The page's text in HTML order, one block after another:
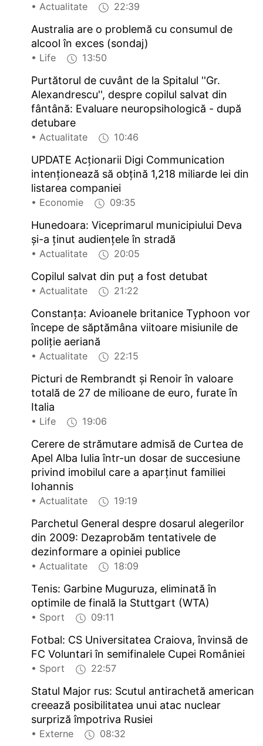
• Actualitate 22:39
Australia are o problemă cu consumul de
alcool în exces (sondaj)
• Life 13:50
Purtătorul de cuvânt de la Spitalul ''Gr.
Alexandrescu'', despre copilul salvat din
fântână: Evaluare neuropsihologică - după
detubare
• Actualitate 10:46
UPDATE Acționarii Digi Communication
intenționează să obțină 1,218 miliarde lei din
listarea companiei
• Economie 09:35
Hunedoara: Viceprimarul municipiului Deva
și-a ținut audiențele în stradă
• Actualitate 20:05
Copilul salvat din puț a fost detubat
• Actualitate 21:22
Constanța: Avioanele britanice Typhoon vor
începe de săptămâna viitoare misiunile de
poliție aeriană
• Actualitate 22:15
Picturi de Rembrandt și Renoir în valoare
totală de 27 de milioane de euro, furate în
Italia
• Life 19:06
Cerere de strămutare admisă de Curtea de
Apel Alba Iulia într-un dosar de succesiune
privind imobilul care a aparținut familiei
Iohannis
• Actualitate 19:19
Parchetul General despre dosarul alegerilor
din 2009: Dezaprobăm tentativele de
dezinformare a opiniei publice
• Actualitate 18:09
Tenis: Garbine Muguruza, eliminată în
optimile de finală la Stuttgart (WTA)
• Sport 09:11
Fotbal: CS Universitatea Craiova, învinsă de
FC Voluntari în semifinalele Cupei României
• Sport 22:57
Statul Major rus: Scutul antirachetă american
creează posibilitatea unui atac nuclear
surpriză împotriva Rusiei
• Externe 08:32